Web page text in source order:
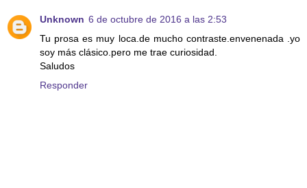
Unknown 6 de octubre de 2016 a las 2:53
Tu prosa es muy loca.de mucho contraste.envenenada .yo
soy más clásico.pero me trae curiosidad.
Saludos
Responder